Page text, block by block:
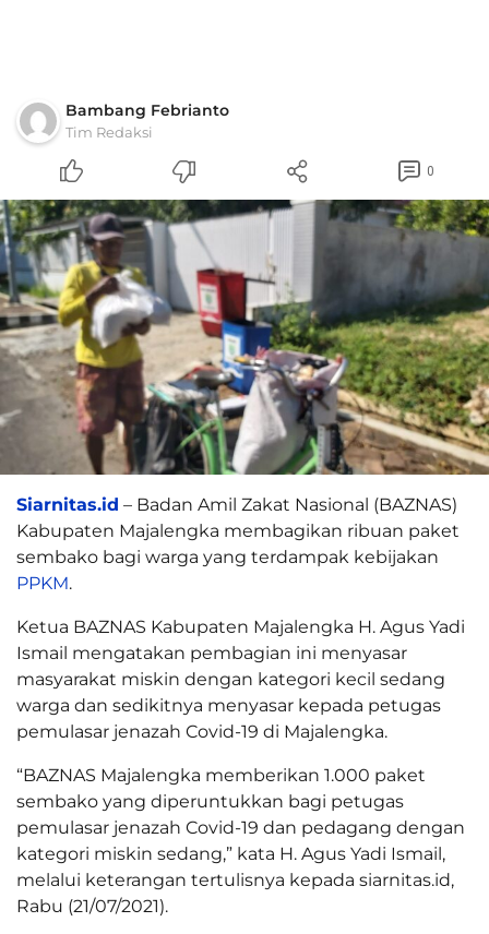
Bambang Febrianto
Tim Redaksi
0
Siarnitas.id – Badan Amil Zakat Nasional (BAZNAS)
Kabupaten Majalengka membagikan ribuan paket
sembako bagi warga yang terdampak kebijakan
PPKM.
Ketua BAZNAS Kabupaten Majalengka H. Agus Yadi
Ismail mengatakan pembagian ini menyasar
masyarakat miskin dengan kategori kecil sedang
warga dan sedikitnya menyasar kepada petugas
pemulasar jenazah Covid-19 di Majalengka.
“BAZNAS Majalengka memberikan 1.000 paket
sembako yang diperuntukkan bagi petugas
pemulasar jenazah Covid-19 dan pedagang dengan
kategori miskin sedang,” kata H. Agus Yadi Ismail,
melalui keterangan tertulisnya kepada siarnitas.id,
Rabu (21/07/2021).